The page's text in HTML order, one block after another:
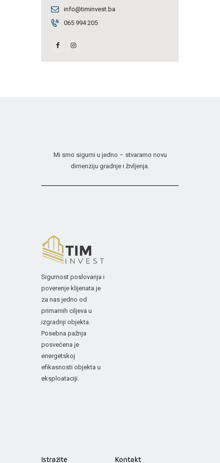
info@timinvest.ba
065 994 205
Mi smo sigurni u jedno – stvaramo novu
dimenziju gradnje i življenja.
Sigurnost poslovanja i
poverenje klijenata je
za nas jedno od
primarnih ciljeva u
izgradnji objekta.
Posebna pažnja
posvećena je
energetskoj
efikasnosti objekta u
eksploataciji.
Istražite Kontakt